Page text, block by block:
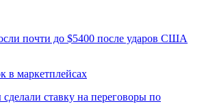
почти до $5400 после ударов США
в маркетплейсах
ставку на переговоры по